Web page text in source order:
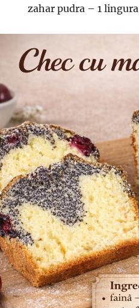
zahar pudra – 1 lingura